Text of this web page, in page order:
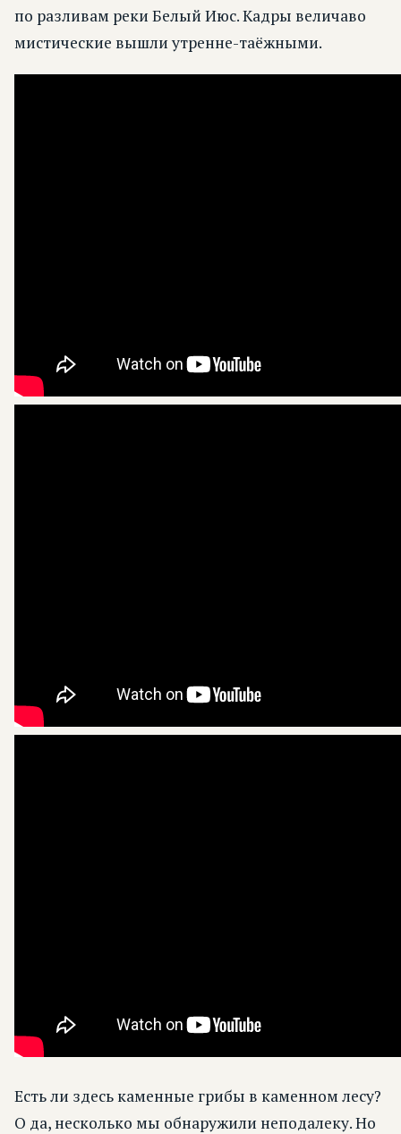
по разливам реки Белый Июс. Кадры величаво
мистические вышли утренне-таёжными.
Есть ли здесь каменные грибы в каменном лесу?
О да, несколько мы обнаружили неподалеку. Но